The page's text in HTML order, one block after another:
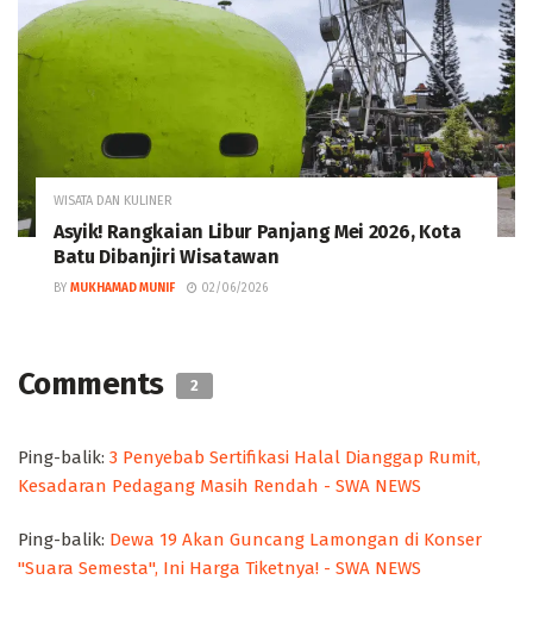
WISATA DAN KULINER
Asyik! Rangkaian Libur Panjang Mei 2026, Kota
Batu Dibanjiri Wisatawan
BY MUKHAMAD MUNIF 02/06/2026
Comments 2
Ping-balik: 3 Penyebab Sertifikasi Halal Dianggap Rumit,
Kesadaran Pedagang Masih Rendah - SWA NEWS
Ping-balik: Dewa 19 Akan Guncang Lamongan di Konser
"Suara Semesta", Ini Harga Tiketnya! - SWA NEWS